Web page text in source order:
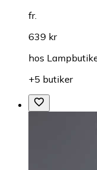
fr.
639 kr
hos
+5 butiker